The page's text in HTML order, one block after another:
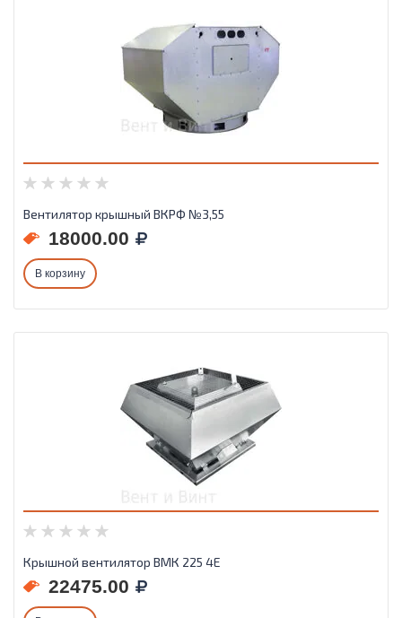
Вентилятор крышный ВКРФ №3,55
18000.00
В корзину
Крышной вентилятор ВМК 225 4E
22475.00